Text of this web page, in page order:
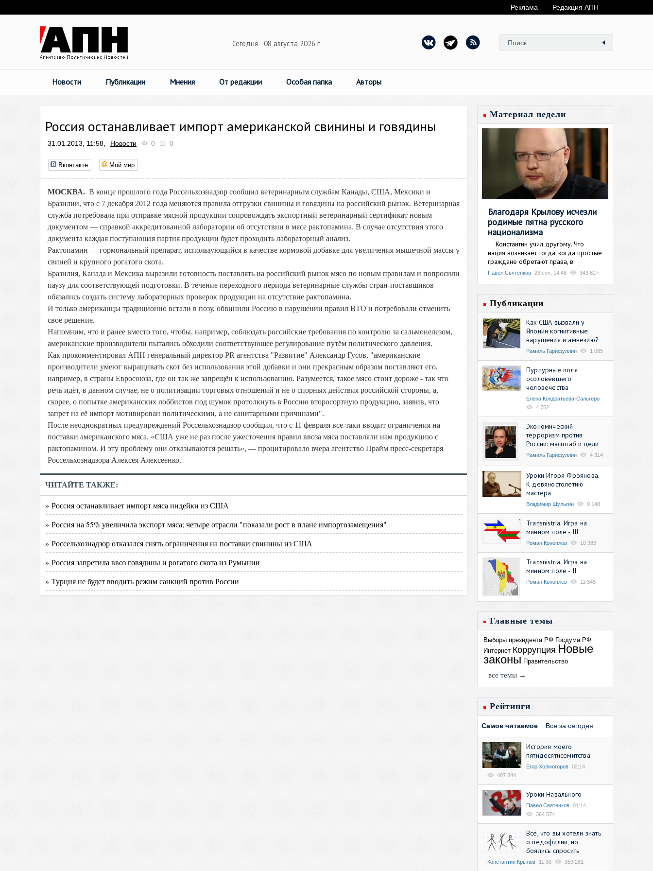
Реклама Редакция АПН
Сегодня - 08 августа 2026 г
Новости Публикации Мнения От редакции Особая папка Авторы
Россия останавливает импорт американской свинины и говядины
31.01.2013, 11:58, Новости 0 0
Вконтакте Мой мир
МОСКВА. В конце прошлого года Россельхознадзор сообщил ветеринарным службам Канады, США, Мексики и
Бразилии, что с 7 декабря 2012 года меняются правила отгрузки свинины и говядины на российский рынок. Ветеринарная
служба потребовала при отправке мясной продукции сопровождать экспортный ветеринарный сертификат новым
документом — справкой аккредитованной лаборатории об отсутствии в мясе рактопамина. В случае отсутствия этого
документа каждая поступающая партия продукции будет проходить лабораторный анализ.
Рактопамин — гормональный препарат, использующийся в качестве кормовой добавке для увеличения мышечной массы у
свиней и крупного рогатого скота.
Бразилия, Канада и Мексика выразили готовность поставлять на российский рынок мясо по новым правилам и попросили
паузу для соответствующей подготовки. В течение переходного периода ветеринарные службы стран-поставщиков
обязались создать систему лабораторных проверок продукции на отсутствие рактопамина.
И только американцы традиционно встали в позу, обвинили Россию в нарушении правил ВТО и потребовали отменить
свое решение.
Напомним, что и ранее вместо того, чтобы, например, соблюдать российские требования по контролю за сальмонелезом,
американские производители пытались обходили соответствующее регулирование путём политического давления.
Как прокомментировал АПН генеральный директор PR агентства "Развитие" Александр Гусов, "американские
производители умеют выращивать скот без использования этой добавки и они прекрасным образом поставляют его,
например, в страны Евросоюза, где он так же запрещён к использованию. Разумеется, такое мясо стоит дороже - так что
речь идёт, в данном случае, не о политизации торговых отношений и не о спорных действия российской стороны, а,
скорее, о попытке американских лоббистов под шумок протолкнуть в Россию второсортную продукцию, заявив, что
запрет на её импорт мотивирован политическими, а не санитарными причинами".
После неоднократных предупреждений Россельхознадзор сообщил, что с 11 февраля все-таки вводит ограничения на
поставки американского мяса. «США уже не раз после ужесточения правил ввоза мяса поставляли нам продукцию с
рактопамином. И эту проблему они отказываются решать», — процитировало вчера агентство Прайм пресс-секретаря
Россельхознадзора Алексея Алексеенко.
ЧИТАЙТЕ ТАКЖЕ:
» Россия останавливает импорт мяса индейки из США
» Россия на 55% увеличила экспорт мяса; четыре отрасли "показали рост в плане импортозамещения"
» Россельхознадзор отказался снять ограничения на поставки свинины из США
» Россия запретила ввоз говядины и рогатого скота из Румынии
» Турция не будет вводить режим санкций против России
Материал недели
Благодаря Крылову исчезли
родимые пятна русского
национализма
Константин учил другому. Что
нация возникает тогда, когда простые
граждане обретают права, в
Павел Святенков 23 сен, 14:48 343 627
Публикации
Как США вызвали у
Японии когнитивные
нарушения и амнезию?
Рамиль Гарифуллин 1 085
Пурпурные поля
осоловевшего
человечества
Елена Кондратьева-Сальгеро
4 752
Экономический
терроризм против
России: масштаб и цели
Рамиль Гарифуллин 4 314
Уроки Игоря Фроянова.
К девяностолетию
мастера
Владимир Шульгин 9 148
Transnistria. Игра на
минном поле - III
Роман Коноплев 10 383
Transnistria. Игра на
минном поле - II
Роман Коноплев 11 345
Главные темы
Выборы президента РФ Госдума РФ
Интернет Коррупция Новые
законы Правительство
все темы →
Рейтинги
Самое читаемое Все за сегодня
История моего
пятидесятисемитства
Егор Холмогоров 02:14
407 844
Уроки Навального
Павел Святенков 01:14
364 574
Всё, что вы хотели знать
о педофилии, но
боялись спросить
Константин Крылов 11:30 359 281